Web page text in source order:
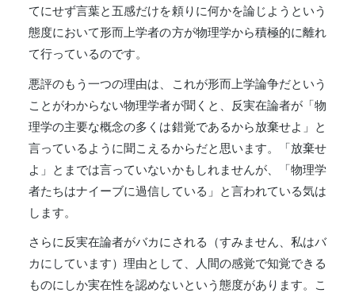
てにせず言葉と五感だけを頼りに何かを論じようという
態度において形而上学者の方が物理学から積極的に離れ
て行っているのです。
悪評のもう一つの理由は、これが形而上学論争だという
ことがわからない物理学者が聞くと、反実在論者が「物
理学の主要な概念の多くは錯覚であるから放棄せよ」と
言っているように聞こえるからだと思います。「放棄せ
よ」とまでは言っていないかもしれませんが、「物理学
者たちはナイーブに過信している」と言われている気は
します。
さらに反実在論者がバカにされる（すみません、私はバ
カにしています）理由として、人間の感覚で知覚できる
ものにしか実在性を認めないという態度があります。こ